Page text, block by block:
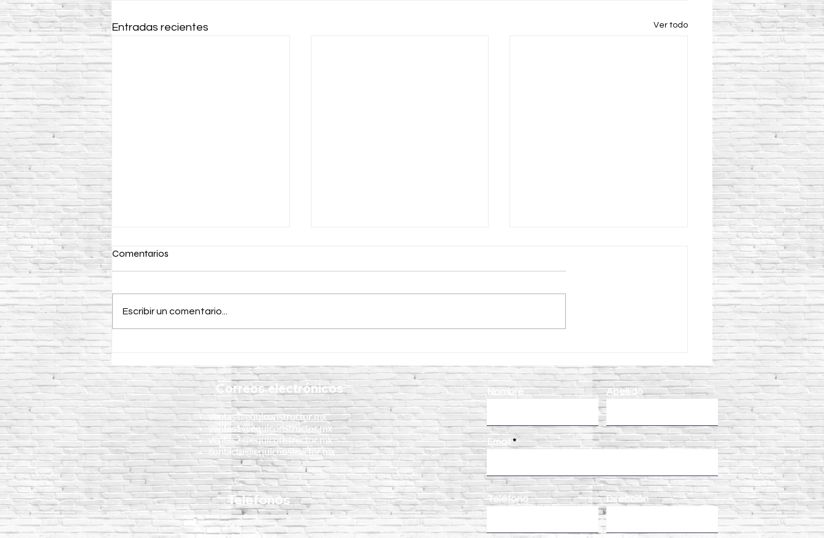
Entradas recientes Ver todo
México?
rendimiento para cualquier
proyecto
proyectos de construcción y
mantenimiento?
Comentarios
Escribir un comentario...
Correos electrónicos
ventas@equiconstructor.mx
ventas1@equiconstructor.mx
ventas2@equiconstructor.mx
contacto@equiconstructor.mx
Teléfonos
Nombre Apellido
Email
Teléfono Dirección